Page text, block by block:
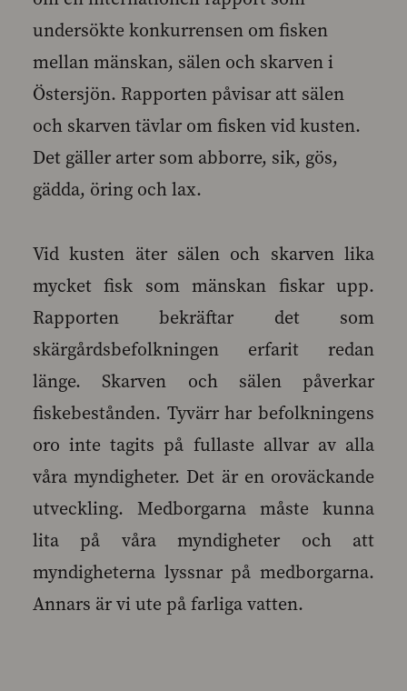
undersökte konkurrensen om fisken
mellan mänskan, sälen och skarven i
Östersjön. Rapporten påvisar att sälen
och skarven tävlar om fisken vid kusten.
Det gäller arter som abborre, sik, gös,
gädda, öring och lax.
Vid kusten äter sälen och skarven lika
mycket fisk som mänskan fiskar upp.
Rapporten bekräftar det som
skärgårdsbefolkningen erfarit redan
länge. Skarven och sälen påverkar
fiskebestånden. Tyvärr har befolkningens
oro inte tagits på fullaste allvar av alla
våra myndigheter. Det är en oroväckande
utveckling. Medborgarna måste kunna
lita på våra myndigheter och att
myndigheterna lyssnar på medborgarna.
Annars är vi ute på farliga vatten.